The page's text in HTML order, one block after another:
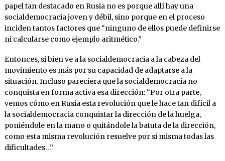
papel tan destacado en Rusia no es porque allí hay una
socialdemocracia joven y débil, sino porque en el proceso
inciden tantos factores que “ninguno de ellos puede definirse
ni calcularse como ejemplo aritmético.”
Entonces, si bien ve a la socialdemocracia a la cabeza del
movimiento es más por su capacidad de adaptarse a la
situación. Incluso pareciera que la socialdemocracia no
conquista en forma activa esa dirección: “Por otra parte,
vemos cómo en Rusia esta revolución que le hace tan difícil a
la socialdemocracia conquistar la dirección de la huelga,
poniéndole en la mano o quitándole la batuta de la dirección,
como esta misma revolución resuelve por si misma todas las
dificultades…”